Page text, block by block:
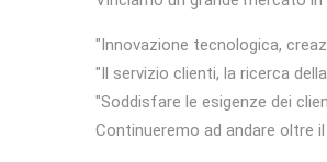
"Innovazione tecnologica,
"Il servizio clienti, la ricerca
"Soddisfare le esigenze dei
Continueremo ad andare oltre